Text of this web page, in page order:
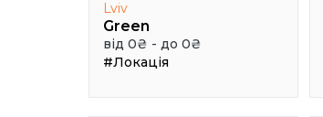
Lviv
Green
від 0₴ - до 0₴
#Локація